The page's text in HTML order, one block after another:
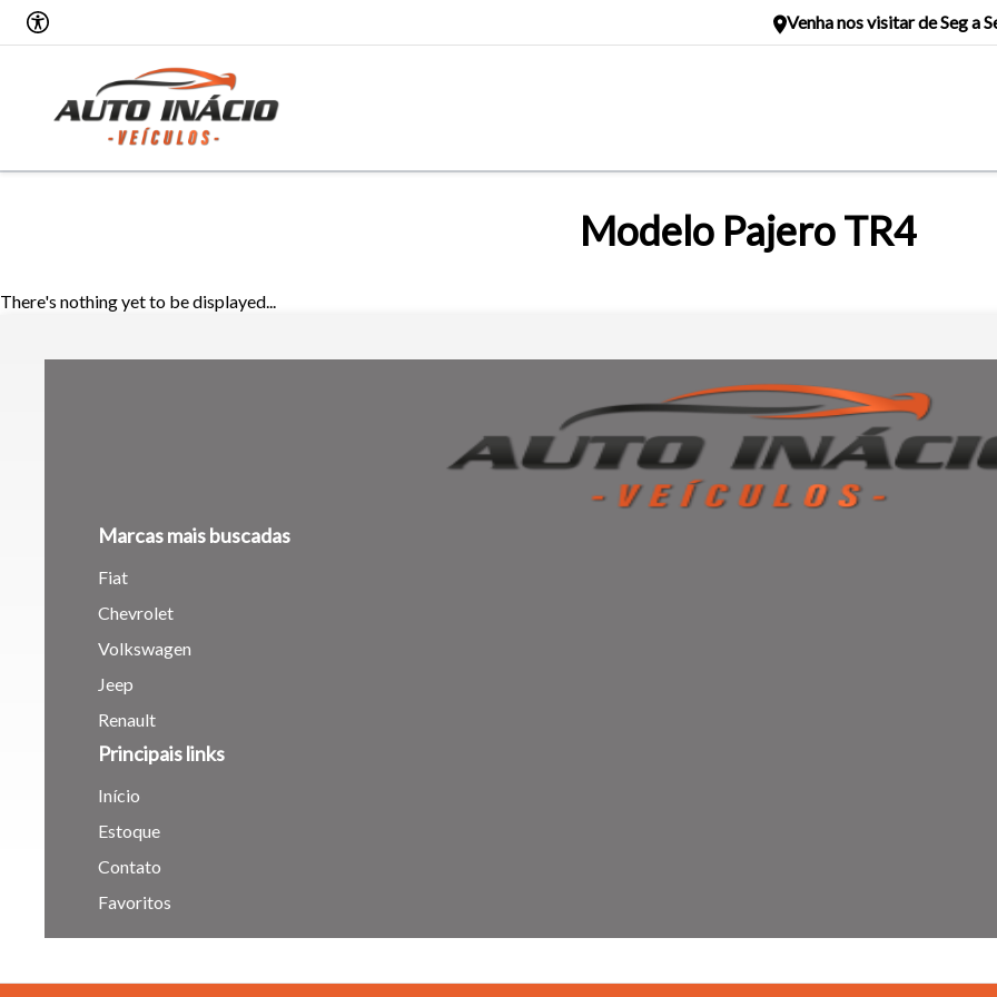
Venha nos visitar de Seg a
Modelo Pajero TR4
There's nothing yet to be displayed...
Marcas mais buscadas
Fiat
Chevrolet
Volkswagen
Jeep
Renault
Principais links
Início
Estoque
Contato
Favoritos